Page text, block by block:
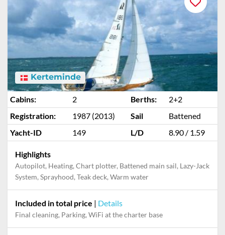
Kerteminde
Cabins: 2 Berths:
2+2
Registration:
1987 (2013) Sail
Battened
Yacht-ID
149 L/D 8.90 / 1.59
Highlights
Autopilot, Heating, Chart plotter, Battened main sail, Lazy-Jack
System, Sprayhood, Teak deck, Warm water
Included in total price | Details
Final cleaning, Parking, WiFi at the charter base